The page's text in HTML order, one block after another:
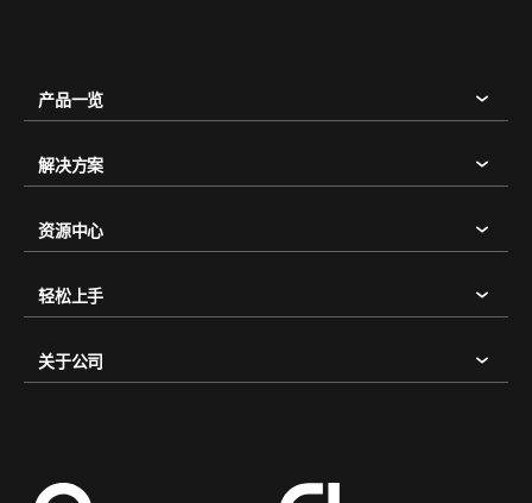
产品一览
解决方案
资源中心
轻松上手
关于公司